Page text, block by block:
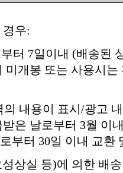
우:
터 7일이내 (배송된
미개봉 또는 사용시는
내용이 표시/광고
은 날로부터 3월 이
부터 30일 이내 교환
상실 등)에 의한 배